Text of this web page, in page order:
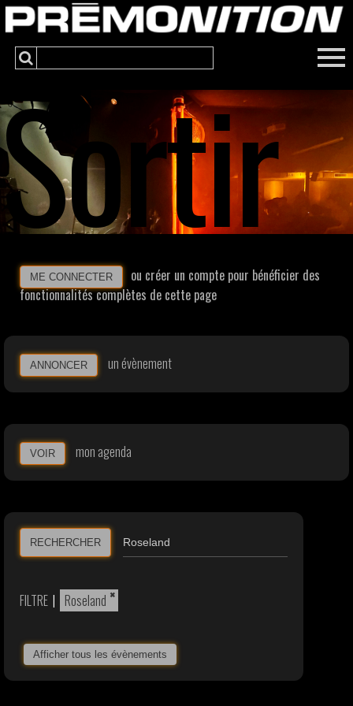
Sortir
ME CONNECTER
ou créer un compte pour bénéficier des
fonctionnalités complètes de cette page
ANNONCER un évènement
VOIR mon agenda
RECHERCHER
FILTRE | ×
Roseland
Afficher tous les évènements